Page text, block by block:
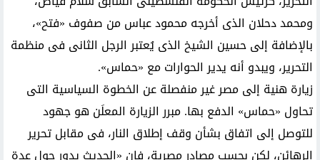
ومحمد دحلان الذى أخرجه محمود عباس من صفوف «فتح»،
بالإضافة إلى حسين الشيخ الذى يُعتبر الرجل الثانى فى منظمة
التحرير، ويبدو أنه يدير الحوارات مع «حماس».
زيارة هنية إلى مصر غير منفصلة عن الخطوة السياسية التى
تحاول «حماس» الدفع بها. مبرر الزيارة المعلَن هو جهود
للتوصل إلى اتفاق بشأن وقف إطلاق النار، فى مقابل تحرير
الرهائن، لكن بحسب مصادر مصرية، فإن «الحديث يدور حول عدة